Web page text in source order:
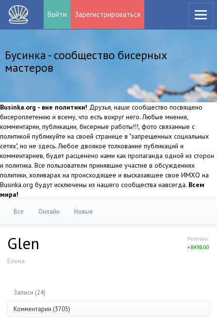
Войти Зарегистрироваться
Бусинка - сообщество бисерных
мастеров
Businka.org - вне политики! Друзья, наше сообщество посвящено
бисероплетению и всему, что есть вокруг него. Любые мнения,
комментарии, публикации, бисерные работы!!!, фото связанные с
политикой публикуйте на своей странице в "запрещенных социальных
сетях", но не здесь. Любое двоякое толкование публикаций и
комментариев, будет расценено нами как пропаганда одной из сторон
и политика. Все пользователи принявшие участие в обсуждениях
политики, холиварах на происходящее и высказавшее свое ИМХО на
Businka.org будут исключены из нашего сообщества навсегда. Всем
мира!
Все Онлайн Новые
Рейтинг
+8498.00
Glen
Елена
Записи (24)
Комментарии (3705)